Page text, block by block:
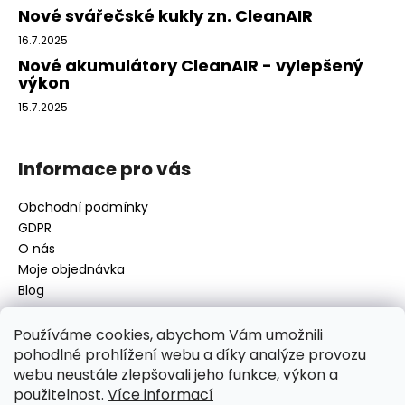
Používáme cookies, abychom Vám umožnili
pohodlné prohlížení webu a díky analýze provozu
webu neustále zlepšovali jeho funkce, výkon a
použitelnost. Více informací
y
ý
Nové svářečské kukly zn. CleanAIR
16.7.2025
Nové akumulátory CleanAIR - vylepšený
výkon
15.7.2025
Informace pro vás
Obchodní podmínky
GDPR
O nás
Moje objednávka
Blog
Kontakt
disamsafety@disamsafety.cz